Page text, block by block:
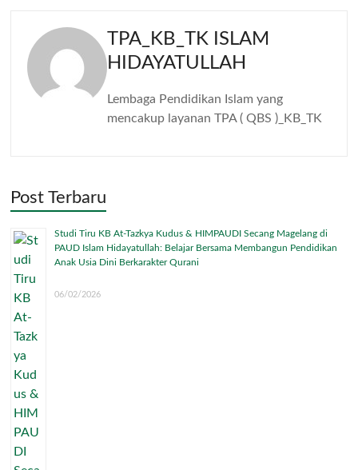
TPA_KB_TK ISLAM
HIDAYATULLAH
Lembaga Pendidikan Islam yang
mencakup layanan TPA ( QBS )_KB_TK
Post Terbaru
Studi Tiru KB At-Tazkya Kudus & HIMPAUDI Secang Magelang di
PAUD Islam Hidayatullah: Belajar Bersama Membangun Pendidikan
Anak Usia Dini Berkarakter Qurani
06/02/2026